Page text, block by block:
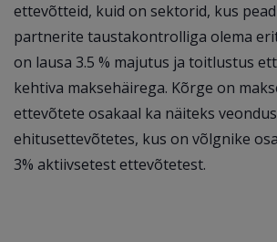
ettevõtteid, kuid on sektorid, kus
partnerite taustakontrolliga olema
on lausa 3.5 % majutus ja toitlustus
kehtiva maksehäirega. Kõrge on
ettevõtete osakaal ka näiteks
ehitusettevõtetes, kus on võlgnike
3% aktiivsetest ettevõtetest.